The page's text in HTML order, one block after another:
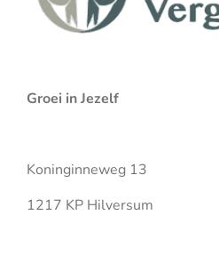
Groei in Jezelf
Koninginneweg 13
1217 KP Hilversum